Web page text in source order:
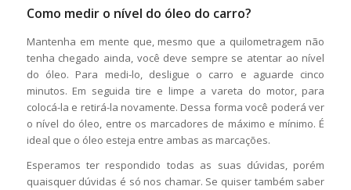
Como medir o nível do óleo do carro?
Mantenha em mente que, mesmo que a quilometragem não
tenha chegado ainda, você deve sempre se atentar ao nível
do óleo. Para medi-lo, desligue o carro e aguarde cinco
minutos. Em seguida tire e limpe a vareta do motor, para
colocá-la e retirá-la novamente. Dessa forma você poderá ver
o nível do óleo, entre os marcadores de máximo e mínimo. É
ideal que o óleo esteja entre ambas as marcações.
Esperamos ter respondido todas as suas dúvidas, porém
quaisquer dúvidas é só nos chamar. Se quiser também saber